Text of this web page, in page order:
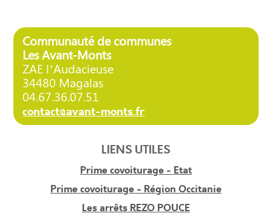
Communauté de communes
Les Avant-Monts
ZAE l’Audacieuse
34480 Magalas
04.67.36.07.51
contact@avant-monts.fr
LIENS UTILES
Prime covoiturage - Etat
Prime covoiturage - Région Occitanie
Les arrêts REZO POUCE